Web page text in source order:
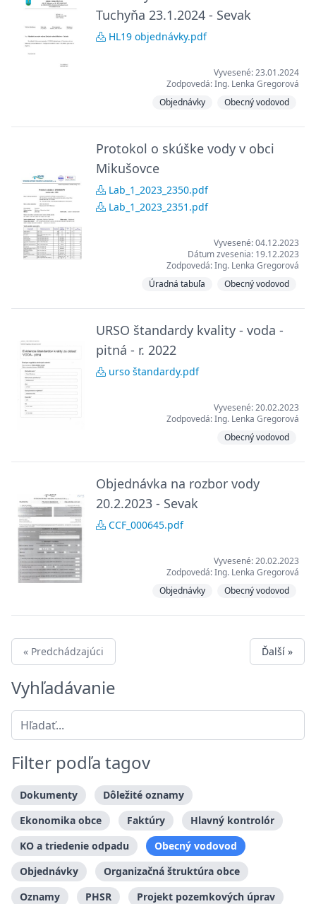
Tuchyňa 23.1.2024 - Sevak
HL19 objednávky.pdf
Vyvesené: 23.01.2024
Zodpovedá: Ing. Lenka Gregorová
Objednávky
Obecný vodovod
Protokol o skúške vody v obci
Mikušovce
Lab_1_2023_2350.pdf
Lab_1_2023_2351.pdf
Vyvesené: 04.12.2023
Dátum zvesenia: 19.12.2023
Zodpovedá: Ing. Lenka Gregorová
Úradná tabuľa
Obecný vodovod
URSO štandardy kvality - voda -
pitná - r. 2022
urso štandardy.pdf
Vyvesené: 20.02.2023
Zodpovedá: Ing. Lenka Gregorová
Obecný vodovod
Objednávka na rozbor vody
20.2.2023 - Sevak
CCF_000645.pdf
Vyvesené: 20.02.2023
Zodpovedá: Ing. Lenka Gregorová
Objednávky
Obecný vodovod
« Predchádzajúci Ďalší »
Vyhľadávanie
Filter podľa tagov
Dokumenty
Dôležité oznamy
Ekonomika obce
Faktúry
Hlavný kontrolór
KO a triedenie odpadu
Obecný vodovod
Objednávky
Organizačná štruktúra obce
Oznamy
PHSR
Projekt pozemkových úprav